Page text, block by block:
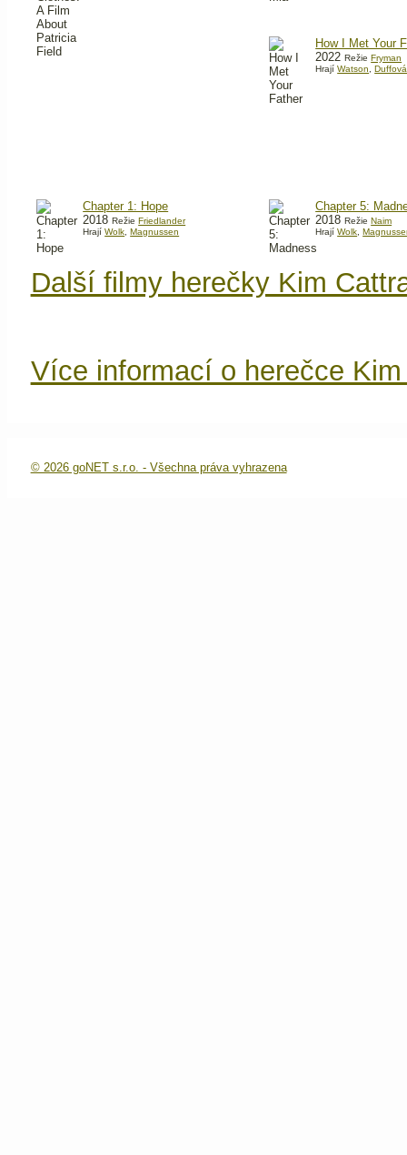
How I Met Your
2022RežieFryman
HrajíWatson,Duffová
Chapter 1: Hope
2018RežieFriedlander
HrajíWolk ,Magnussen
Chapter 5:
2018RežieNaim
HrajíWolk ,
Další filmy herečky Kim
Více informací o herečce
© 2026 goNET s.r.o. - Všechna práva vyhrazena